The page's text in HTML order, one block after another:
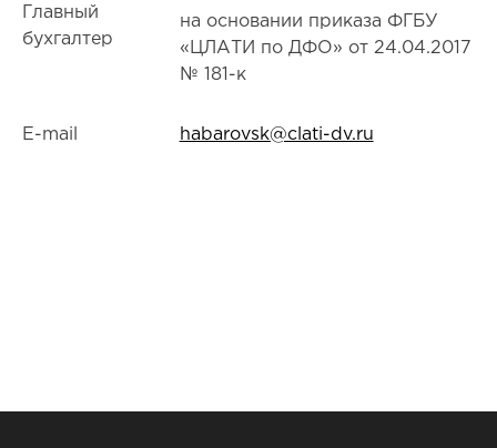
Главный
бухгалтер
на основании приказа ФГБУ
«ЦЛАТИ по ДФО» от 24.04.2017
№ 181-к
E-mail habarovsk@clati-dv.ru